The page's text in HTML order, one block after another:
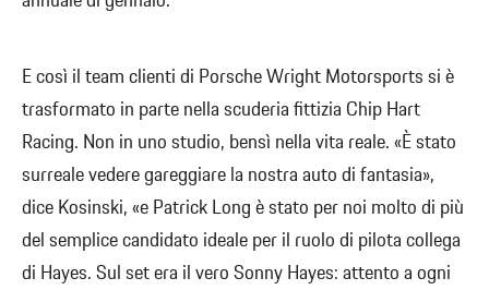
E così il team clienti di Porsche Wright Motorsports si è
trasformato in parte nella scuderia fittizia Chip Hart
Racing. Non in uno studio, bensì nella vita reale. «È stato
surreale vedere gareggiare la nostra auto di fantasia»,
dice Kosinski, «e Patrick Long è stato per noi molto di più
del semplice candidato ideale per il ruolo di pilota collega
di Hayes. Sul set era il vero Sonny Hayes: attento a ogni